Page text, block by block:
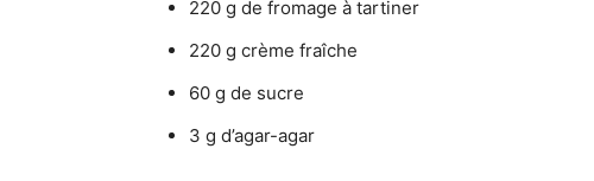
220 g de fromage à tartiner
220 g crème fraîche
60 g de sucre
3 g d’agar-agar